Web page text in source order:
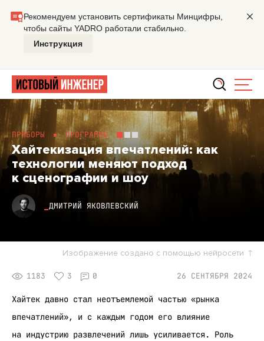
Главная Мастерская
ПРИБОРЫ ПРОГРАММЫ
Хайтекизация впечатлений: как
технологии меняют подход
к сценографии и шоу
ДМИТРИЙ ЯКОВЛЕВСКИЙ
Изображение создано с помощью нейросети
1183 3 0 26 СЕНТЯБРЯ 2024
Хайтек давно стал неотъемлемой частью «рынка
впечатлений», и с каждым годом его влияние
на индустрию развлечений лишь усиливается. Роль